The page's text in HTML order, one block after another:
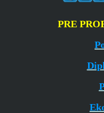
PRE